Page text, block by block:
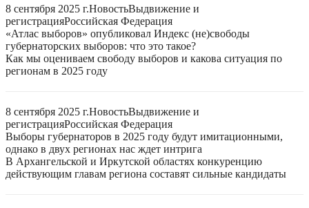
8 сентября 2025 г.НовостьВыдвижение и
регистрацияРоссийская Федерация
«Атлас выборов» опубликовал Индекс (не)свободы
губернаторских выборов: что это такое?
Как мы оцениваем свободу выборов и какова ситуация по
регионам в 2025 году
8 сентября 2025 г.НовостьВыдвижение и
регистрацияРоссийская Федерация
Выборы губернаторов в 2025 году будут имитационными,
однако в двух регионах нас ждет интрига
В Архангельской и Иркутской областях конкуренцию
действующим главам региона составят сильные кандидаты